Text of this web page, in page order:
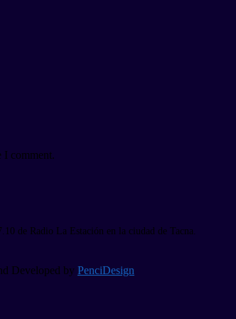
I comment.
de Radio La Estación en la ciudad de Tacna.
Developed by PenciDesign